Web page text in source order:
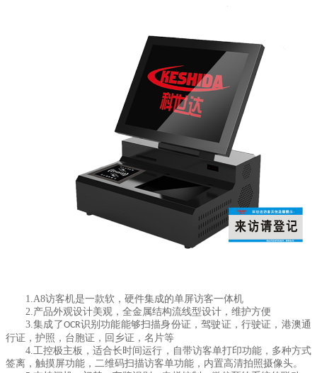
1.A8访客机是一款软，硬件集成的单屏访客一体机
2. 产品外观设计美观，全金属结构流线型设计，维护方便
3. 集成了OCR识别功能能够扫描身份证，驾驶证，行驶证，港澳通
行证，护照，台胞证，回乡证，名片等
4. 工控极主板，适合长时间运行，自带访客单打印功能，多种方式
签离，触摸屏功能，二维码扫描访客单功能，内置高清拍照摄像头。